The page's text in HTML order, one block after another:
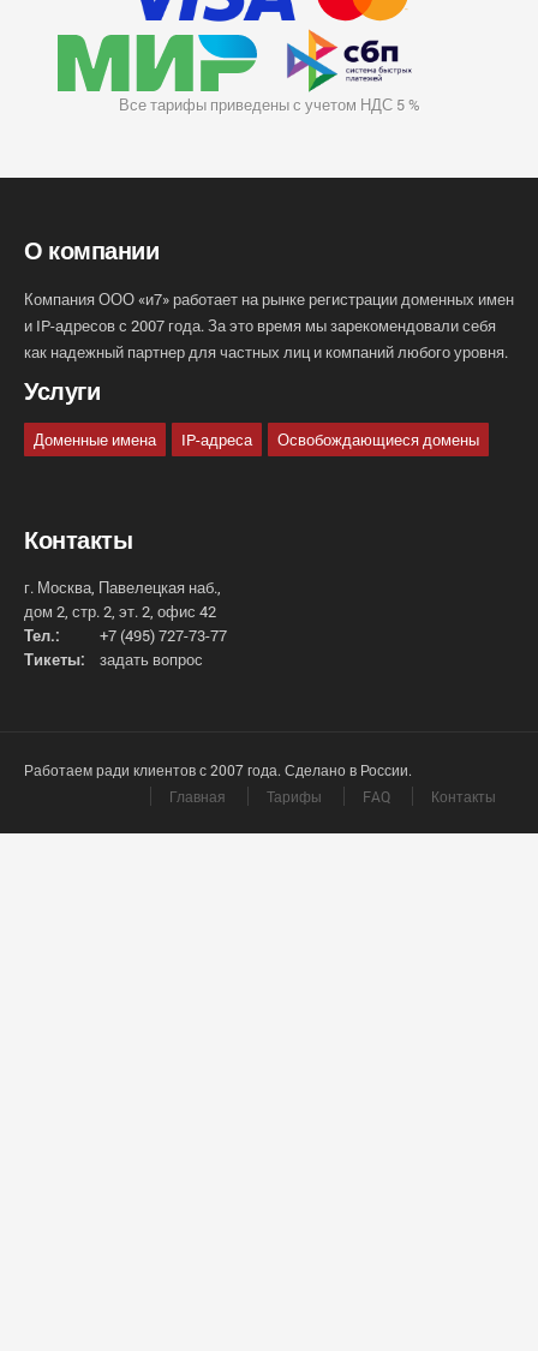
Все тарифы приведены с учетом НДС 5 %
О компании
Компания ООО «и7» работает на рынке регистрации доменных имен
и IP-адресов с 2007 года. За это время мы зарекомендовали себя
как надежный партнер для частных лиц и компаний любого уровня.
Услуги
Доменные имена IP-адреса Освобождающиеся домены
Контакты
г. Москва, Павелецкая наб.,
дом 2, стр. 2, эт. 2, офис 42
Тел.:
+7 (495) 727-73-77
Тикеты:
задать вопрос
Работаем ради клиентов с 2007 года. Сделано в России.
Главная
Тарифы FAQ Контакты